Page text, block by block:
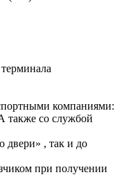
компаниями:
со службой
двери» , так и до
при получении